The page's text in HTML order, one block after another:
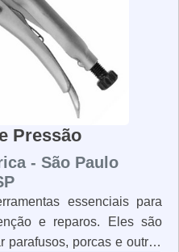
que o trabalho possa ser
Pressão
- São Paulo
essenciais para
e reparos. Eles são
parafusos, porcas e outros